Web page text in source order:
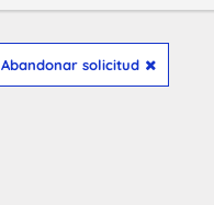
Abandonar solicitud